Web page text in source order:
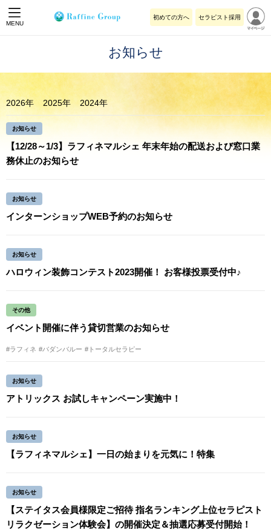
MENU
初めての方へ セラピスト採用
お知らせ
2026年 2025年 2024年
お知らせ
【12/28～1/3】ラフィネマルシェ 年末年始の配送および窓口業
務休止のお知らせ
お知らせ
インターンショップWEB予約のお知らせ
お知らせ
ハロウィン装飾コンテスト2023開催！ お客様投票受付中♪
その他
イベント開催に伴う貸切営業のお知らせ
#ラフィネ #バダンバルー #トータルセラピー
お知らせ
アトリックス お試しキャンペーン実施中！
お知らせ
【ラフィネマルシェ】一日の始まりを元気に！特集
お知らせ
【ステイタス会員様限定ご招待 指名ランキング上位セラピスト
リラクゼーション体験会】の開催決定＆抽選応募受付開始！